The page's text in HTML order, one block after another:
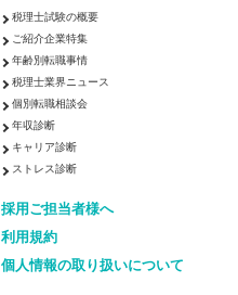
税理士試験の概要
ご紹介企業特集
年齢別転職事情
税理士業界ニュース
個別転職相談会
年収診断
キャリア診断
ストレス診断
採用ご担当者様へ
利用規約
個人情報の取り扱いについて